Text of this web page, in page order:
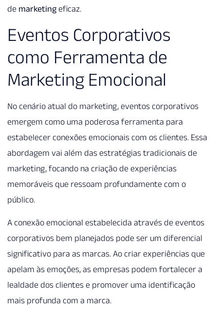
de marketingeficaz.
Eventos Corporativos
como Ferramenta de
Marketing Emocional
No cenário atual do marketing, eventos corporativos
emergem como uma poderosa ferramenta para
estabelecer conexões emocionais com os clientes. Essa
abordagem vai além das estratégias tradicionais de
marketing, focando na criação de experiências
memoráveis que ressoam profundamente com o
público.
A conexão emocional estabelecida através de eventos
corporativos bem planejados pode ser um diferencial
significativo para as marcas. Ao criar experiências que
apelam às emoções, as empresas podem fortalecer a
lealdade dos clientes e promover uma identificação
mais profunda com a marca.